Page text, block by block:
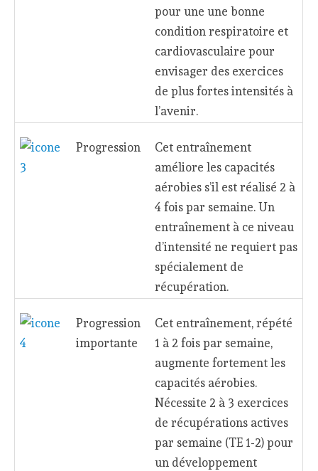
pour une une bonne
condition respiratoire et
cardiovasculaire pour
envisager des exercices
de plus fortes intensités à
l’avenir.
Progression
Cet entraînement
améliore les capacités
aérobies s’il est réalisé 2 à
4 fois par semaine. Un
entraînement à ce niveau
d’intensité ne requiert pas
spécialement de
récupération.
Progression
importante
Cet entraînement, répété
1 à 2 fois par semaine,
augmente fortement les
capacités aérobies.
Nécessite 2 à 3 exercices
de récupérations actives
par semaine (TE 1-2) pour
un développement